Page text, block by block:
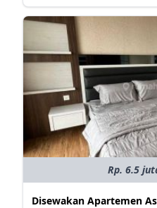
Rp. 6.5
Disewakan Apartemen